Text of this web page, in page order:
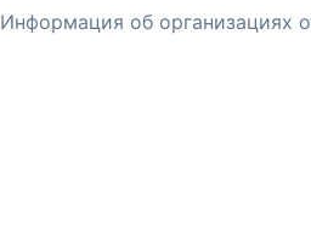
Информация об организациях